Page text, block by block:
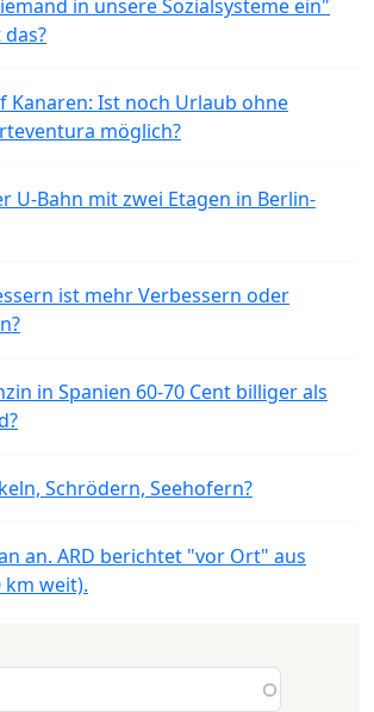
in unsere Sozialsysteme ein"
Kanaren: Ist noch Urlaub ohne
möglich?
U-Bahn mit zwei Etagen in Berlin-
ist mehr Verbessern oder
in Spanien 60-70 Cent billiger als
Schrödern, Seehofern?
an. ARD berichtet "vor Ort" aus
km weit).